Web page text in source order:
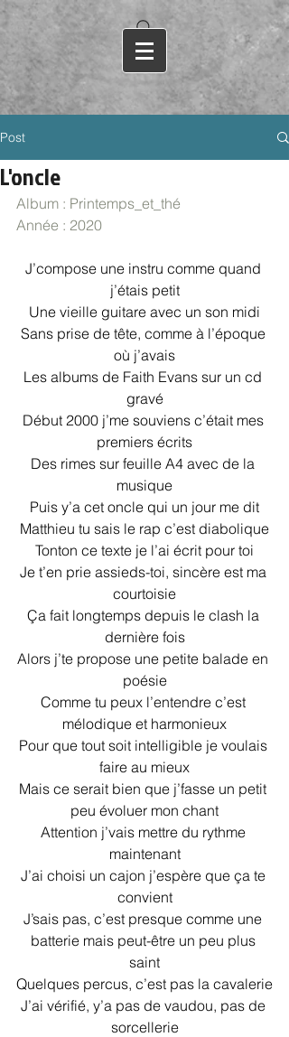
Post
L'oncle
Album : Printemps_et_thé
Année : 2020
J’compose une instru comme quand
j’étais petit
Une vieille guitare avec un son midi
Sans prise de tête, comme à l’époque
où j’avais
Les albums de Faith Evans sur un cd
gravé
Début 2000 j’me souviens c’était mes
premiers écrits
Des rimes sur feuille A4 avec de la
musique
Puis y’a cet oncle qui un jour me dit
Matthieu tu sais le rap c’est diabolique
Tonton ce texte je l’ai écrit pour toi
Je t’en prie assieds-toi, sincère est ma
courtoisie
Ça fait longtemps depuis le clash la
dernière fois
Alors j’te propose une petite balade en
poésie
Comme tu peux l’entendre c’est
mélodique et harmonieux
Pour que tout soit intelligible je voulais
faire au mieux
Mais ce serait bien que j’fasse un petit
peu évoluer mon chant
Attention j’vais mettre du rythme
maintenant
J’ai choisi un cajon j’espère que ça te
convient
J’sais pas, c’est presque comme une
batterie mais peut-être un peu plus
saint
Quelques percus, c’est pas la cavalerie
J’ai vérifié, y’a pas de vaudou, pas de
sorcellerie